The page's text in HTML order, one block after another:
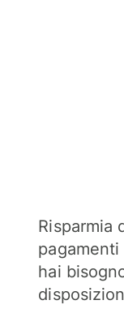
Risparmia
hai